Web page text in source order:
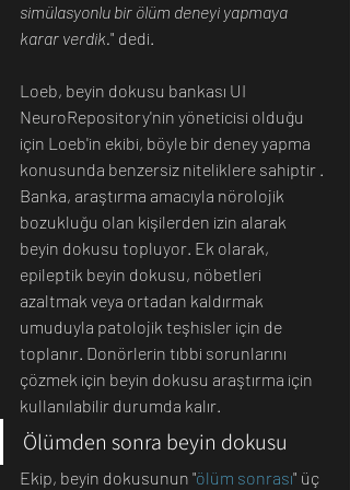
simülasyonlu bir ölüm deneyi yapmaya
karar verdik." dedi.
Loeb, beyin dokusu bankası UI
NeuroRepository'nin yöneticisi olduğu
için Loeb'in ekibi, böyle bir deney yapma
konusunda benzersiz niteliklere sahiptir .
Banka, araştırma amacıyla nörolojik
bozukluğu olan kişilerden izin alarak
beyin dokusu topluyor. Ek olarak,
epileptik beyin dokusu, nöbetleri
azaltmak veya ortadan kaldırmak
umuduyla patolojik teşhisler için de
toplanır. Donörlerin tıbbi sorunlarını
çözmek için beyin dokusu araştırma için
kullanılabilir durumda kalır.
Ölümden sonra beyin dokusu
Ekip, beyin dokusunun "ölüm sonrası" üç